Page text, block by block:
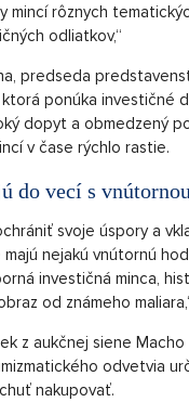
mincí rôznych
odliatkov,“
predseda
ponúka investičné
dopyt a obmedzený
v čase rýchlo rastie.
do vecí s
svoje úspory a
nejakú vnútornú
investičná minca,
od známeho
z aukčnej siene Macho
odvetvia
nakupovať.